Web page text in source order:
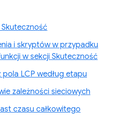
i skryptów w przypadku
w sekcji Skuteczność
LCP według etapu
zależności sieciowych
czasu całkowitego